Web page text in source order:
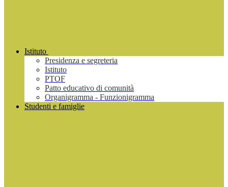
Istituto
Presidenza e segreteria
Istituto
PTOF
Patto educativo di comunità
Organigramma - Funzionigramma
Studenti e famiglie